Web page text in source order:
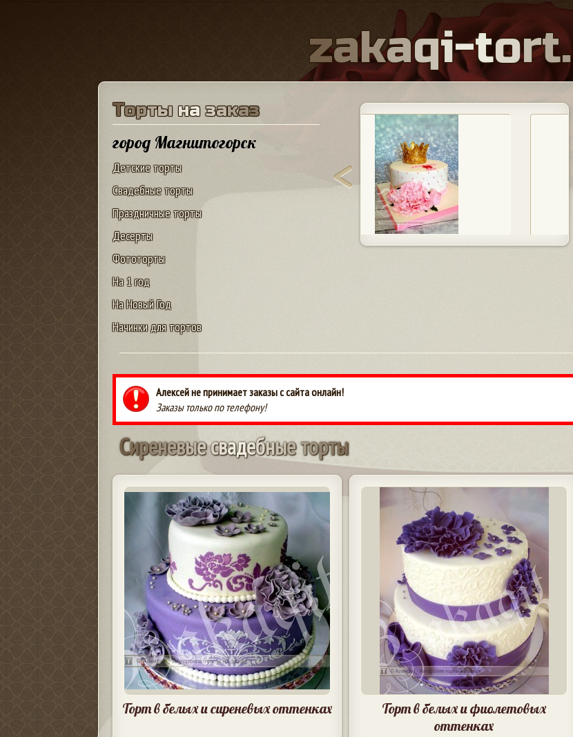
zakaqi-tort.
Торты на заказ
город Магнитогорск
Детские торты
Свадебные торты
Праздничные торты
Десерты
Фототорты
На 1 год
На Новый Год
Начинки для тортов
Алексей не принимает заказы с сайта онлайн!
Заказы только по телефону!
Сиреневыесвадебныеторты
Торт в белых и сиреневых оттенках
Торт в белых и фиолетовых
оттенках